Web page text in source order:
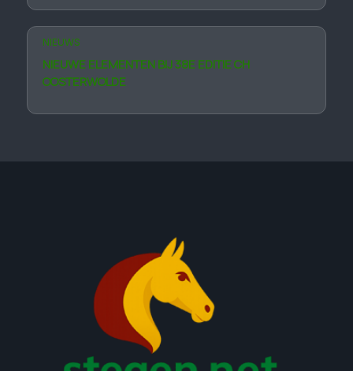
NIEUWS
NIEUWE ELEMENTEN BIJ 38E EDITIE CH
OOSTERWOLDE